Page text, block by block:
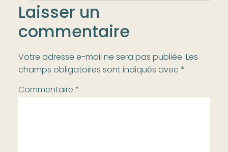
Laisser un
commentaire
Votre adresse e-mail ne sera pas publiée.Les
champs obligatoires sont indiqués avec*
Commentaire*